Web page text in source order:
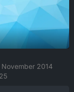
2014